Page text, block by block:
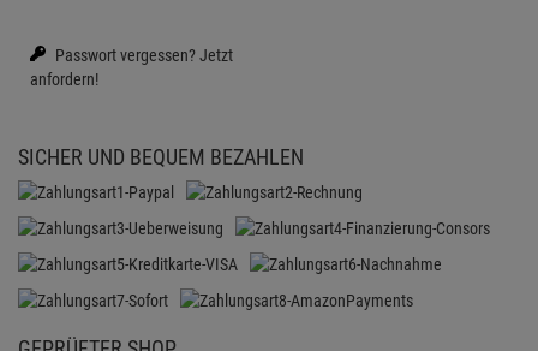
Passwort vergessen?Jetzt
anfordern!
SICHER UND BEQUEM BEZAHLEN